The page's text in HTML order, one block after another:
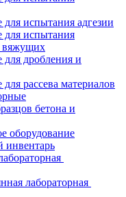
испытания адгезии
для испытания
вяжущих
для дробления и
рассева материалов
бетона и
оборудование
инвентарь
лабораторная